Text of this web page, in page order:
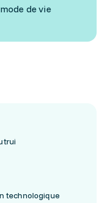
de vie
technologique